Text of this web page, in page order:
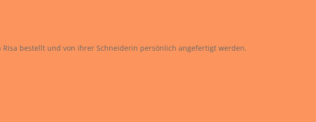
bestellt und von ihrer Schneiderin persönlich angefertigt werden.